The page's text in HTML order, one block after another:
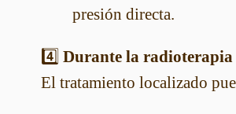
presión directa.
4️⃣ Durante la
El tratamiento localizado